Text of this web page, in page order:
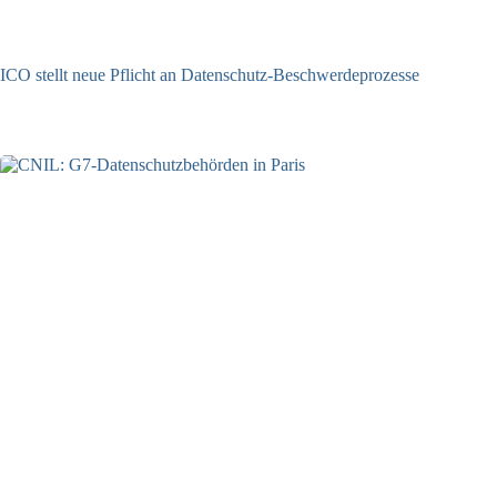
ICO stellt neue Pflicht an Datenschutz-Beschwerdeprozesse